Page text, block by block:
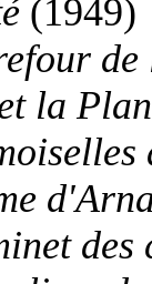
(1949)
de
la
des